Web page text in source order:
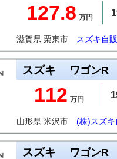
127.8 万円
滋賀県 栗東市 スズキ自
スズキ ワゴンR
112 万円
山形県 米沢市 (株)スズキ
スズキ ワゴンR